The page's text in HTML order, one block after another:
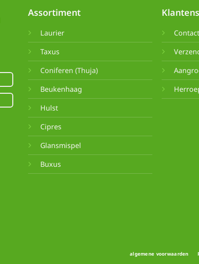
Assortiment
Laurier
Taxus
Coniferen (Thuja)
Beukenhaag
Hulst
Cipres
Glansmispel
Buxus
Contact
algemene voorwaarden